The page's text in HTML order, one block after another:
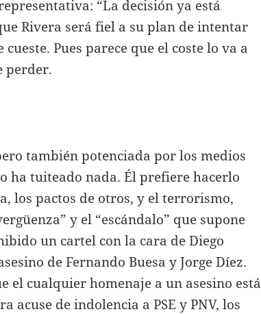
“La decisión ya está
Rivera será fiel a su plan de intentar
Pues parece que el coste lo va a
perder.
también potenciada por los medios
ha tuiteado nada. Él prefiere hacerlo
los pactos de otros, y el terrorismo,
y el “escándalo” que supone
un cartel con la cara de Diego
de Fernando Buesa y Jorge Díez.
el cualquier homenaje a un asesino está
acuse de indolencia a PSE y PNV, los